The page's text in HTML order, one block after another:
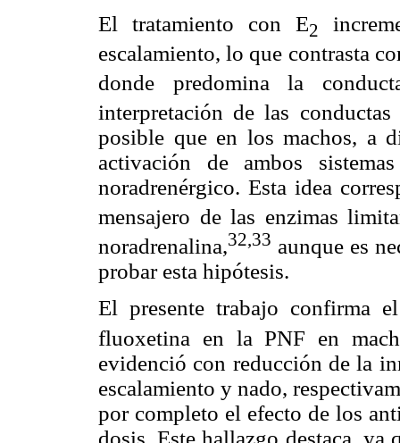
El tratamiento con E2
escalamiento, lo que contrasta
donde predomina la
interpretación de las
posible que en los machos, a
activación de ambos
noradrenérgico. Esta idea
mensajero de las enzimas
noradrenalina,32,33 aunque es
probar esta hipótesis.
El presente trabajo confirma
fluoxetina en la PNF en
evidenció con reducción de la
escalamiento y nado,
por completo el efecto de los
dosis. Este hallazgo destaca, ya